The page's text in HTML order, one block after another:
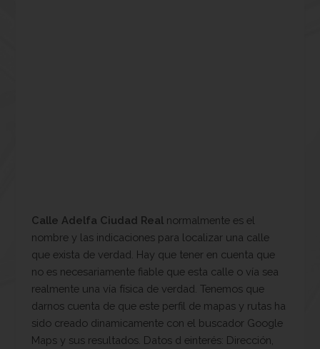
Calle Adelfa Ciudad Real normalmente es el
nombre y las indicaciones para localizar una calle
que exista de verdad. Hay que tener en cuenta que
no es necesariamente fiable que esta calle o vía sea
realmente una vía física de verdad. Tenemos que
darnos cuenta de que este perfil de mapas y rutas ha
sido creado dinamicamente con el buscador Google
Maps y sus resultados. Datos d einterés: Dirección,